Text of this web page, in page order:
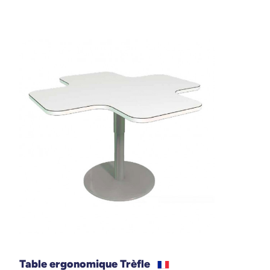
Accessoires inclus : pions en bois, dés,
jetons numérotés et colorés, sacs de
rangement en velours.
Conçu pour s’adapter parfaitement à la
Un kit tout-en-un pour partager des
instants de jeu inoubliables
Table ergonomique Trèfle